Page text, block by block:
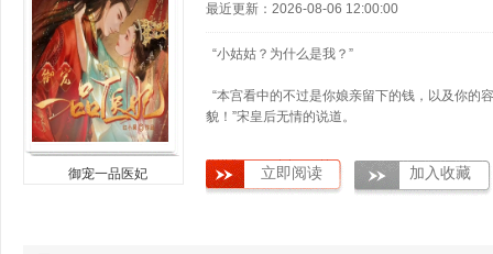
御宠一品医妃
最近更新：2026-08-06 12:00:00
“小姑姑？为什么是我？”
“本宫看中的不过是你娘亲留下的钱，以及你的容
貌！”宋皇后无情的说道。
“不！小姑姑不要把我送给鞑子王，他很残暴，
算是把我送给他，他也不会放了整个皇室！……”
立即阅读 加入收藏